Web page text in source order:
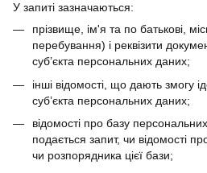
У запиті зазначаються:
прізвище, ім'я та по батькові,
перебування) і реквізити
суб’єкта персональних даних;
інші відомості, що дають змогу
суб’єкта персональних даних;
відомості про базу
подається запит, чи відомості
чи розпорядника цієї бази;